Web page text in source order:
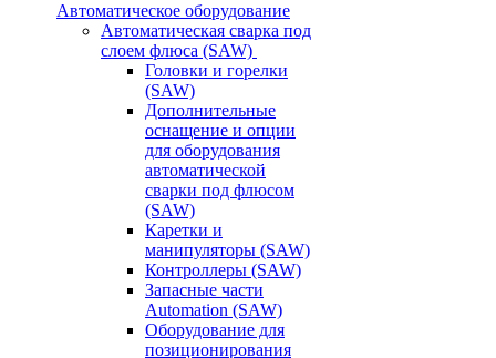
Автоматическое оборудование
Автоматическая сварка под
слоем флюса (SAW)
Головки и горелки
(SAW)
Дополнительные
оснащение и опции
для оборудования
автоматической
сварки под флюсом
(SAW)
Каретки и
манипуляторы (SAW)
Контроллеры (SAW)
Запасные части
Automation (SAW)
Оборудование для
позиционирования